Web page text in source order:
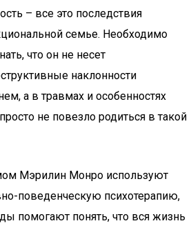
– все это последствия
семье. Необходимо
что он не несет
наклонности
а в травмах и особенностях
не повезло родиться в такой
Мэрилин Монро используют
поведенческую психотерапию,
помогают понять, что вся жизнь